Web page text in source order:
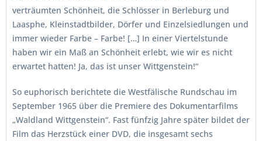
verträumten Schönheit, die Schlösser in Berleburg und
Laasphe, Kleinstadtbilder, Dörfer und Einzelsiedlungen und
immer wieder Farbe – Farbe! […] In einer Viertelstunde
haben wir ein Maß an Schönheit erlebt, wie wir es nicht
erwartet hatten! Ja, das ist unser Wittgenstein!“
So euphorisch berichtete die Westfälische Rundschau im
September 1965 über die Premiere des Dokumentarfilms
„Waldland Wittgenstein“. Fast fünfzig Jahre später bildet der
Film das Herzstück einer DVD, die insgesamt sechs